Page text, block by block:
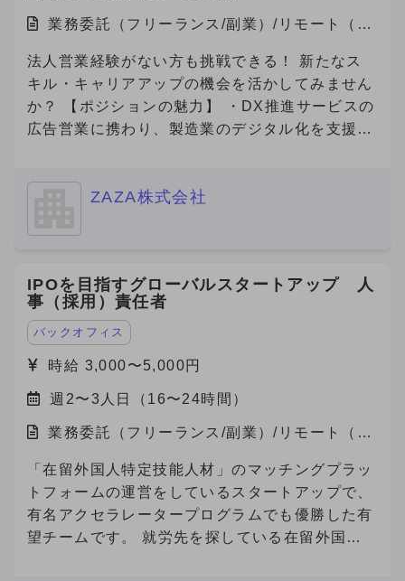
業務委託（フリーランス/副業）/リモート（在
法人営業経験がない方も挑戦できる！ 新たなス
キル・キャリアアップの機会を活かしてみません
か？ 【ポジションの魅力】 ・DX推進サービスの
広告営業に携わり、製造業のデジタル化を支援す
迎するフラットな文化があります！ ・成果が報
す！ 【自社の説明】 わたしたちZAZA株式会社
は、「未来を実装する。」をミッションに、 製
造業と旅行プラットフォームの領域で革新を起こ
すスタートアップ企業です。 主力事業である
「Metoree（メトリー）」は、産業用製品に特化
した比較・検索プラットフォームで、 製造業界
のエンジニアや研究者が、最適な製品を選び、効
率的に比較検討できる仕組みを提供しています。
★「産業用製品がすぐにみつかる」というキャッ
チフレーズとともに、製品選定に悩む方々に対し
て「まずはメトリーで検索する」という認知拡大
のためにCM放映中です。
ZAZA株式会社
IPOを目指すグローバルスタートアップ 人
事（採用）責任者
バックオフィス
時給 3,000〜5,000円
週2〜3人日（16〜24時間）
業務委託（フリーランス/副業）/リモート（在
「在留外国人特定技能人材」のマッチングプラッ
トフォームの運営をしているスタートアップで、
有名アクセラレータープログラムでも優勝した有
望チームです。 就労先を探している在留外国人